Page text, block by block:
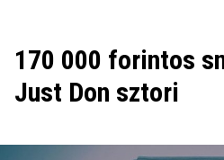
170 000 forintos
Just Don sztori